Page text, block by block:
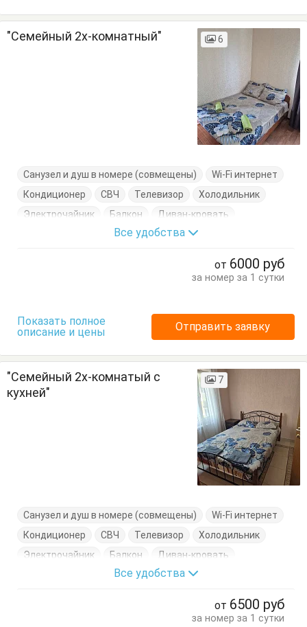
"Семейный 2х-комнатный" 6
Санузел и душ в номере (совмещены)
Wi-Fi интернет
Кондиционер
СВЧ Телевизор
Холодильник
Электрочайник
Балкон
Диван-кровать
Журнальный столик
Кровать двуспальная
Шкаф
Все удобства
от 6000 руб
за номер за 1 сутки
Показать полное
описание и цены
Отправить заявку
"Семейный 2х-комнатый с
кухней"
7
Санузел и душ в номере (совмещены)
Wi-Fi интернет
Кондиционер
СВЧ Телевизор
Холодильник
Электрочайник
Балкон
Диван-кровать
Журнальный столик
Кровать двуспальная
Тумбочки Шкаф
Все удобства
от 6500 руб
за номер за 1 сутки